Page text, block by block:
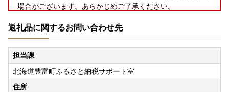
場合がございます。あらかじめご了承ください。
＝＝＝＝＝＝＝＝＝＝＝＝＝＝＝＝＝＝＝＝＝＝＝＝
※お電話でのお問い合わせは営業日（平日9時～18時）にお
願いいたします。
※休業期間中にお問い合わせいただきましたメールの返信
は、営業日に順次行いますので通常よりもお時間を頂戴する
場合がございます。あらかじめご了承ください。
返礼品に関するお問い合わせ先
担当課
北海道豊富町ふるさと納税サポート室
住所